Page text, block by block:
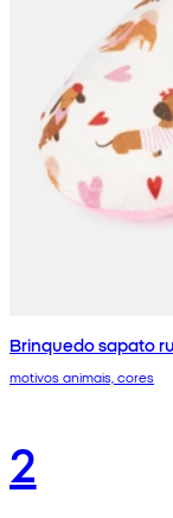
Brinquedo sapato
motivos animais, cores
2